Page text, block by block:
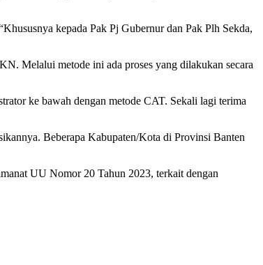
kepada Pak Pj Gubernur dan Pak Plh Sekda,
Melalui metode ini ada proses yang dilakukan secara
ke bawah dengan metode CAT. Sekali lagi terima
Beberapa Kabupaten/Kota di Provinsi Banten
UU Nomor 20 Tahun 2023, terkait dengan